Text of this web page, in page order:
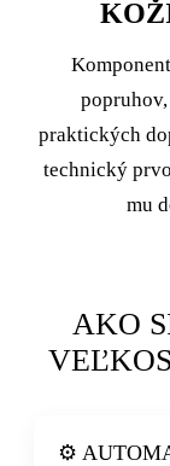
praktických
technický
mu
AKO
⚙️